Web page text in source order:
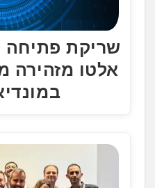
שריקת פתיחה
אלטו מזהירה
במונדיאל